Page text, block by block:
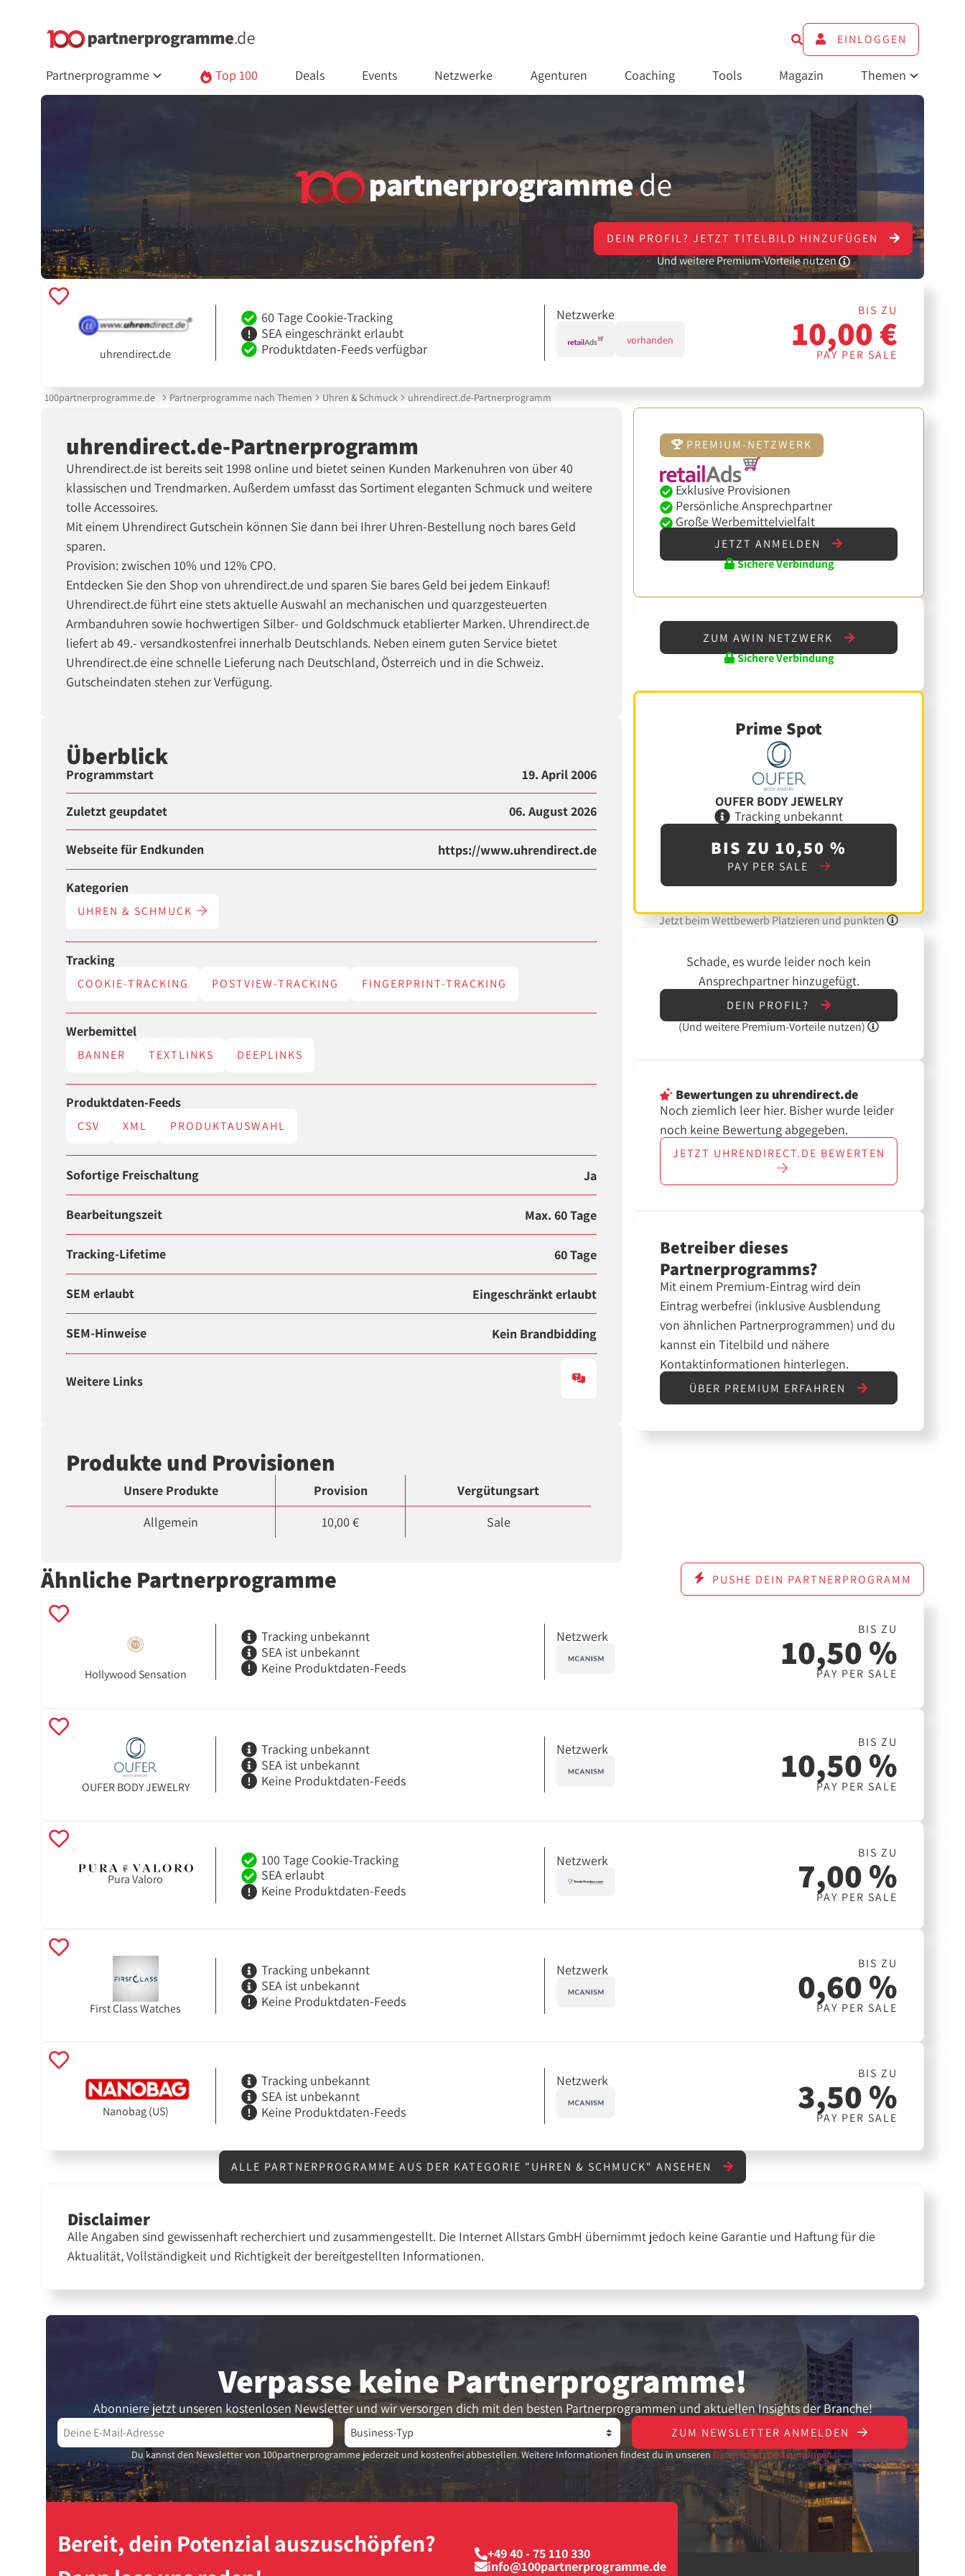
EINLOGGEN
Partnerprogramme Top 100 Deals Events Netzwerke Agenturen Coaching Tools Magazin Themen
DEIN PROFIL? JETZT TITELBILD HINZUFÜGEN
Und weitere Premium-Vorteile nutzen
uhrendirect.de
60 Tage Cookie-Tracking
SEA eingeschränkt erlaubt
Produktdaten-Feeds verfügbar
Netzwerke
vorhanden
BIS ZU
10,00 €
PAY PER SALE
100partnerprogramme.de Partnerprogramme nach Themen Uhren & Schmuck uhrendirect.de-Partnerprogramm
uhrendirect.de-Partnerprogramm
Uhrendirect.de ist bereits seit 1998 online und bietet seinen Kunden Markenuhren von über 40
klassischen und Trendmarken. Außerdem umfasst das Sortiment eleganten Schmuck und weitere
tolle Accessoires.
Mit einem Uhrendirect Gutschein können Sie dann bei Ihrer Uhren-Bestellung noch bares Geld
sparen.
Provision: zwischen 10% und 12% CPO.
Entdecken Sie den Shop von uhrendirect.de und sparen Sie bares Geld bei jedem Einkauf!
Uhrendirect.de führt eine stets aktuelle Auswahl an mechanischen und quarzgesteuerten
Armbanduhren sowie hochwertigen Silber- und Goldschmuck etablierter Marken. Uhrendirect.de
liefert ab 49.- versandkostenfrei innerhalb Deutschlands. Neben einem guten Service bietet
Uhrendirect.de eine schnelle Lieferung nach Deutschland, Österreich und in die Schweiz.
Gutscheindaten stehen zur Verfügung.
Überblick
Programmstart 19. April 2006
Zuletzt geupdatet 06. August 2026
Webseite für Endkunden https://www.uhrendirect.de
Kategorien
UHREN & SCHMUCK
Tracking
COOKIE-TRACKING POSTVIEW-TRACKING FINGERPRINT-TRACKING
Werbemittel
BANNER TEXTLINKS DEEPLINKS
Produktdaten-Feeds
CSV XML PRODUKTAUSWAHL
Sofortige Freischaltung Ja
Bearbeitungszeit Max. 60 Tage
Tracking-Lifetime 60 Tage
SEM erlaubt Eingeschränkt erlaubt
SEM-Hinweise Kein Brandbidding
Weitere Links
Produkte und Provisionen
Unsere Produkte Provision
Vergütungsart
Allgemein
10,00 € Sale
PREMIUM-NETZWERK
Exklusive Provisionen
Persönliche Ansprechpartner
Große Werbemittelvielfalt
JETZT ANMELDEN
Sichere Verbindung
ZUM AWIN NETZWERK
Sichere Verbindung
Prime Spot
OUFER BODY JEWELRY
Tracking unbekannt
BIS ZU 10,50 %
PAY PER SALE
Jetzt beim Wettbewerb Platzieren und punkten
Schade, es wurde leider noch kein
Ansprechpartner hinzugefügt.
DEIN PROFIL?
(UndweiterePremium-Vorteile nutzen)
Bewertungenzu uhrendirect.de
Noch ziemlich leer hier. Bisher wurde leider
noch keine Bewertung abgegeben.
JETZT UHRENDIRECT.DE BEWERTEN
Betreiber dieses
Partnerprogramms?
Mit einem Premium-Eintrag wird dein
Eintrag werbefrei (inklusive Ausblendung
von ähnlichen Partnerprogrammen) und du
kannst ein Titelbild und nähere
Kontaktinformationen hinterlegen.
ÜBER PREMIUM ERFAHREN
Ähnliche Partnerprogramme PUSHE DEIN PARTNERPROGRAMM
Hollywood Sensation
Tracking unbekannt
SEA ist unbekannt
Keine Produktdaten-Feeds
Netzwerk BIS ZU
10,50 %
PAY PER SALE
OUFER BODY JEWELRY
Tracking unbekannt
SEA ist unbekannt
Keine Produktdaten-Feeds
Netzwerk BIS ZU
10,50 %
PAY PER SALE
Pura Valoro
100 Tage Cookie-Tracking
SEA erlaubt
Keine Produktdaten-Feeds
Netzwerk BIS ZU
7,00 %
PAY PER SALE
First Class Watches
Tracking unbekannt
SEA ist unbekannt
Keine Produktdaten-Feeds
Netzwerk BIS ZU
0,60 %
PAY PER SALE
Nanobag (US)
Tracking unbekannt
SEA ist unbekannt
Keine Produktdaten-Feeds
Netzwerk BIS ZU
3,50 %
PAY PER SALE
ALLE PARTNERPROGRAMME AUS DER KATEGORIE "UHREN & SCHMUCK" ANSEHEN
Disclaimer
Alle Angaben sind gewissenhaft recherchiert und zusammengestellt. Die Internet Allstars GmbH übernimmt jedoch keine Garantie und Haftung für die
Aktualität, Vollständigkeit und Richtigkeit der bereitgestellten Informationen.
Verpasse keine Partner­programme!
Abonniere jetzt unseren kostenlosen Newsletter und wir versorgen dich mit den besten Partnerprogrammen und aktuellen Insights der Branche!
ZUM NEWSLETTER ANMELDEN
Du kannst den Newsletter von 100partnerprogramme jederzeit und kostenfrei abbestellen. Weitere Informationen findest du in unseren Datenschutzbestimmungen.
Bereit, dein Potenzial auszuschöpfen?
+49 40 - 75 110 330
info@100partnerprogramme.de